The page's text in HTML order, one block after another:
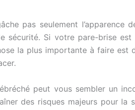
pas seulement l’apparence
Si votre pare-brise est
la plus importante à faire est
peut vous sembler un
des risques majeurs pour la